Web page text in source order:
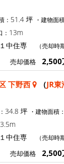
： 51.4 坪 ・建物面
： 13m
１中住専 （売却時
売却価格 2,500
下野西 （JR
34.8 坪 ・建物面積：
3.5m
１中住専 （売却時
売却価格 2,500